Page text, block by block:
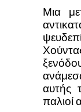
Μια
αυτής
παλιοί